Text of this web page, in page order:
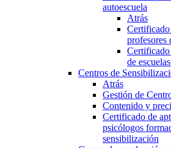
autoescuela
Atrás
Certificado
profesores
Certificado
de
Centros de
Atrás
Gestión de
Contenido y
Certificado de
psicólogos
sensibilización